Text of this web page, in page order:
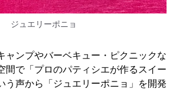
ジュエリーポニョ
ャンプやバーベキュー・ピクニックな
間で「プロのパティシエが作るスイー
う声から「ジュエリーポニョ」を開発